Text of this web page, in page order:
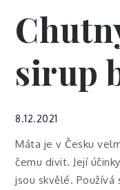
sirup
8.12.2021
Máta je v Česku
čemu divit. Její
jsou skvělé. Používá